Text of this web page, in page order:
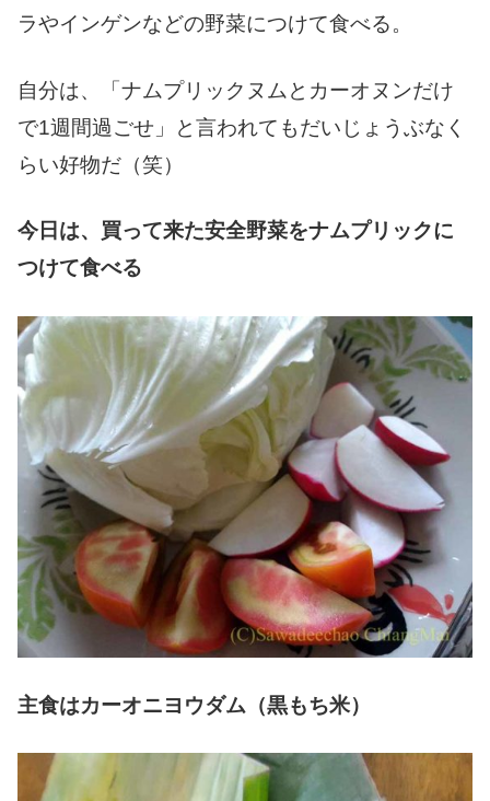
ラやインゲンなどの野菜につけて食べる。
自分は、「ナムプリックヌムとカーオヌンだけ
で1週間過ごせ」と言われてもだいじょうぶなく
らい好物だ（笑）
今日は、買って来た安全野菜をナムプリックに
つけて食べる
主食はカーオニヨウダム（黒もち米）